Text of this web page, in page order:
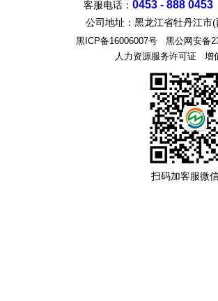
客服电话： 0453 - 888 0453
公司地址：黑龙江省牡丹江市
黑ICP备16006007号
黑公网安备
人力资源服务许可证增值
扫码加客服微